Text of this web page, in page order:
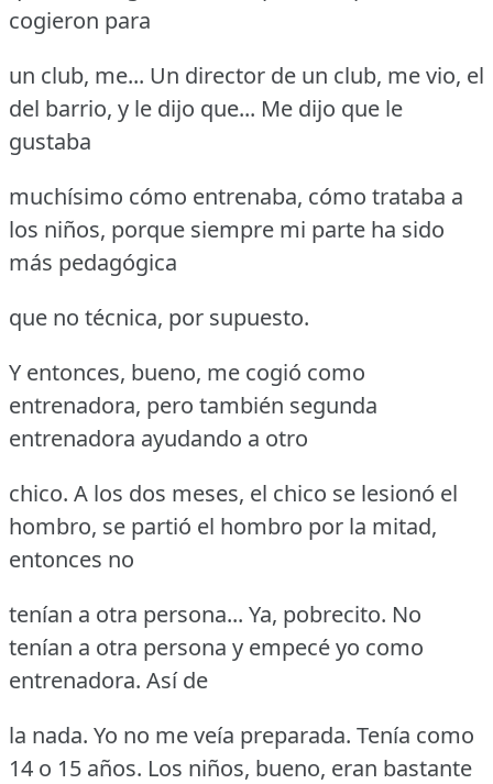
cogieron para
un club, me... Un director de un club, me vio, el
del barrio, y le dijo que... Me dijo que le
gustaba
muchísimo cómo entrenaba, cómo trataba a
los niños, porque siempre mi parte ha sido
más pedagógica
que no técnica, por supuesto.
Y entonces, bueno, me cogió como
entrenadora, pero también segunda
entrenadora ayudando a otro
chico. A los dos meses, el chico se lesionó el
hombro, se partió el hombro por la mitad,
entonces no
tenían a otra persona... Ya, pobrecito. No
tenían a otra persona y empecé yo como
entrenadora. Así de
la nada. Yo no me veía preparada. Tenía como
14 o 15 años. Los niños, bueno, eran bastante